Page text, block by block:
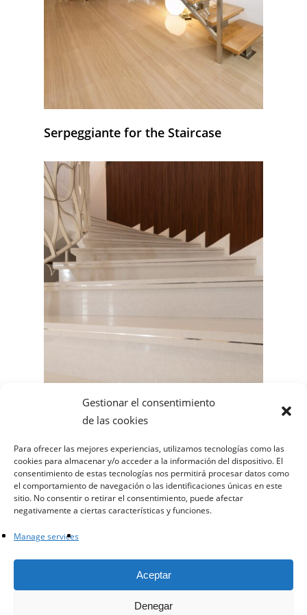
Gestionar el consentimiento
de las cookies
Para ofrecer las mejores experiencias, utilizamos tecnologías como las
cookies para almacenar y/o acceder a la información del dispositivo. El
consentimiento de estas tecnologías nos permitirá procesar datos como
el comportamiento de navegación o las identificaciones únicas en este
sitio. No consentir o retirar el consentimiento, puede afectar
negativamente a ciertas características y funciones.
Manage services
Aceptar
Denegar
Serpeggiante for the Staircase
Stainless steel edge ladder
facebook instagram whatsapp email